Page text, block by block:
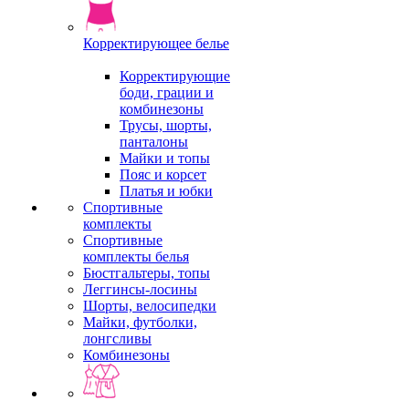
Корректирующее белье
Корректирующие
боди, грации и
комбинезоны
Трусы, шорты,
панталоны
Майки и топы
Пояс и корсет
Платья и юбки
Спортивные
комплекты
Спортивные
комплекты белья
Бюстгальтеры, топы
Леггинсы-лосины
Шорты, велосипедки
Майки, футболки,
лонгсливы
Комбинезоны